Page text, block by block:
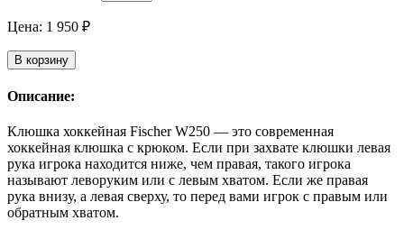
Цена: 1 950 ₽
В корзину
Описание:
Клюшка хоккейная Fischer W250 — это современная
хоккейная клюшка с крюком. Если при захвате клюшки левая
рука игрока находится ниже, чем правая, такого игрока
называют леворуким или с левым хватом. Если же правая
рука внизу, а левая сверху, то перед вами игрок с правым или
обратным хватом.